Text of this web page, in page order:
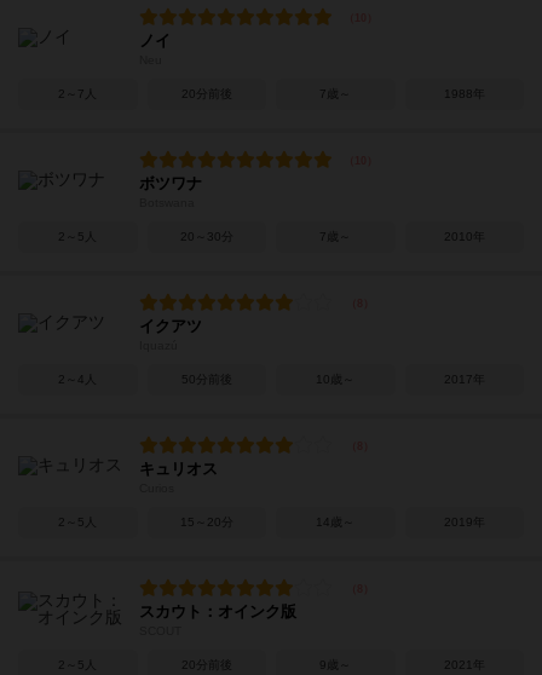
ノイ
2～7人 20分前後 7歳～ 1988年
ボツワナ
2～5人 20～30分 7歳～ 2010年
イクアツ
2～4人 50分前後 10歳～ 2017年
キュリオス
2～5人 15～20分 14歳～ 2019年
スカウト：オインク版
2～5人 20分前後 9歳～ 2021年